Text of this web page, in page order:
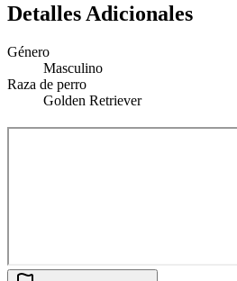
Detalles Adicionales
Género
Masculino
Raza de perro
Golden Retriever